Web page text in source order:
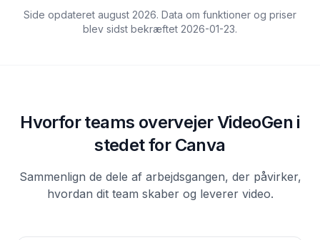
Side opdateret august 2026. Data om funktioner og priser
blev sidst bekræftet 2026-01-23.
Hvorfor teams overvejer VideoGen i
stedet for Canva
Sammenlign de dele af arbejdsgangen, der påvirker,
hvordan dit team skaber og leverer video.